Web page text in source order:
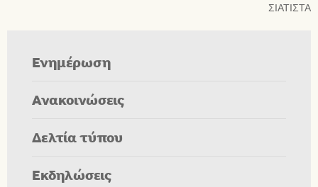
ΣΙΑΤΙΣΤΑ
Ενημέρωση
Ανακοινώσεις
Δελτία τύπου
Εκδηλώσεις